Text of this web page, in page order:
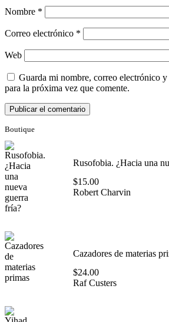
Nombre *
Correo electrónico *
Web
Guarda mi nombre, correo electrónico
para la próxima vez que comente.
Boutique
Rusofobia. ¿Hacia una
$15.00
Robert Charvin
Cazadores de materias
$24.00
Raf Custers